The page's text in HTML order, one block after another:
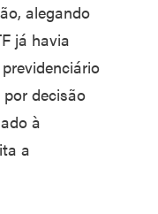
alegando
já havia
decisão
à
a